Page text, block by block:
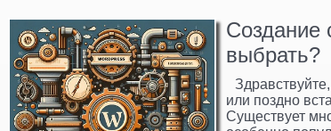
Создание
выбрать?
или поздно
Существует